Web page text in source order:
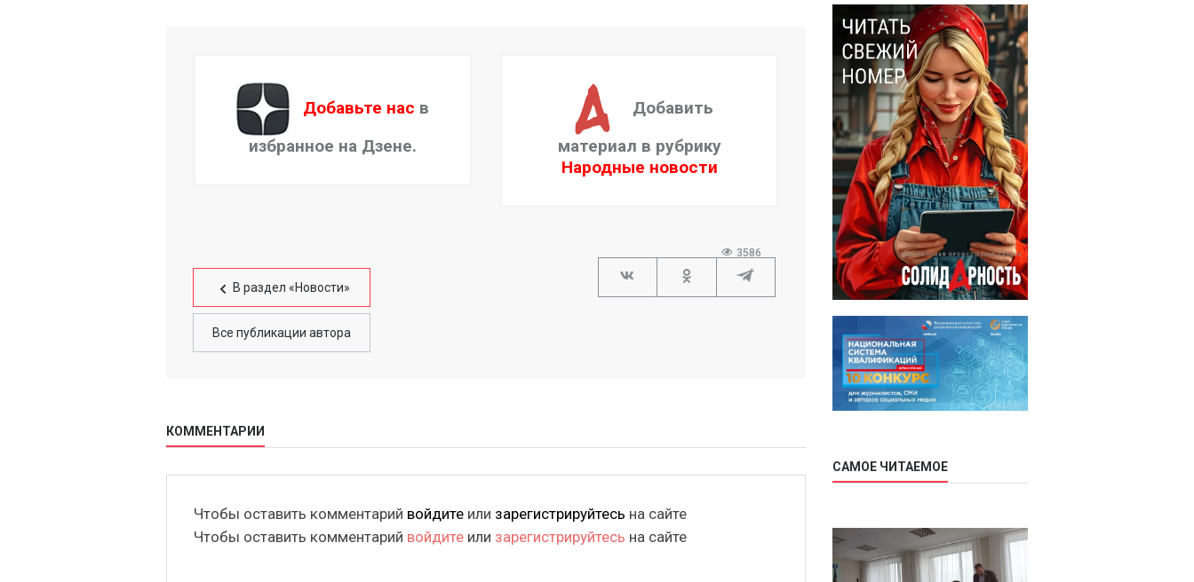
Добавьте нас в
избранное на Дзене.
Добавить
материал в рубрику
Народные новости
В раздел «Новости»
Все публикации автора
3586
КОММЕНТАРИИ
Чтобы оставить комментарий войдите или зарегистрируйтесь на сайте
Чтобы оставить комментарий войдите или зарегистрируйтесь на сайте
САМОЕ ЧИТАЕМОЕ